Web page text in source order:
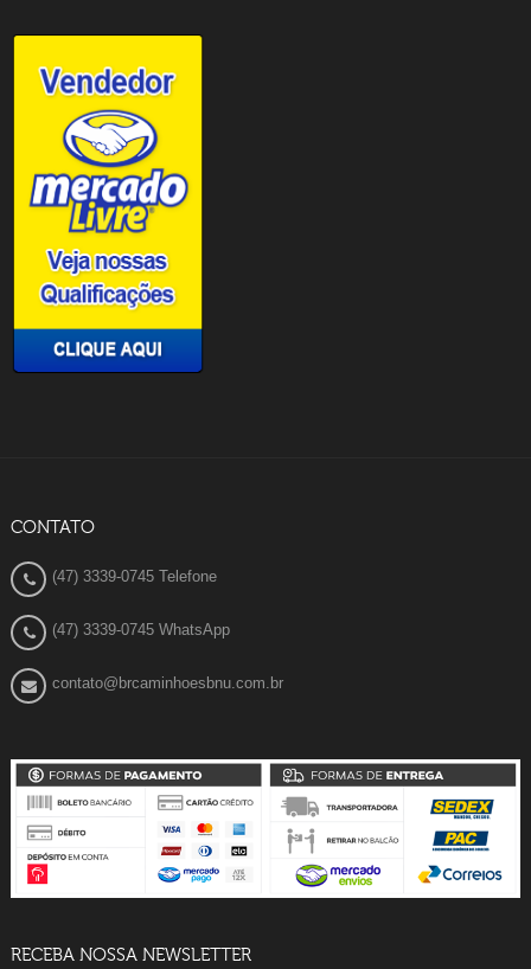
CONTATO
(47) 3339-0745 Telefone
(47) 3339-0745 WhatsApp
contato@brcaminhoesbnu.com.br
RECEBA NOSSA NEWSLETTER